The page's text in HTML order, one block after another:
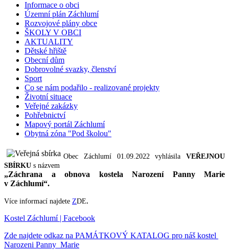
Informace o obci
Územní plán Záchlumí
Rozvojové plány obce
ŠKOLY V OBCI
AKTUALITY
Dětské hřiště
Obecní dům
Dobrovolné svazky, členství
Sport
Co se nám podařilo - realizované projekty
Životní situace
Veřejné zakázky
Pohřebnictví
Mapový portál Záchlumí
Obytná zóna "Pod školou"
Obec Záchlumí 01.09.2022 vyhlásila VEŘEJNOU
SBÍRKU s názvem
„Záchrana a obnova kostela Narození Panny Marie
v Záchlumí“.
Více informací najdete ZDE.
Kostel Záchlumí | Facebook
Zde najdete odkaz na PAMÁTKOVÝ KATALOG pro náš kostel
Narozeni Panny Marie